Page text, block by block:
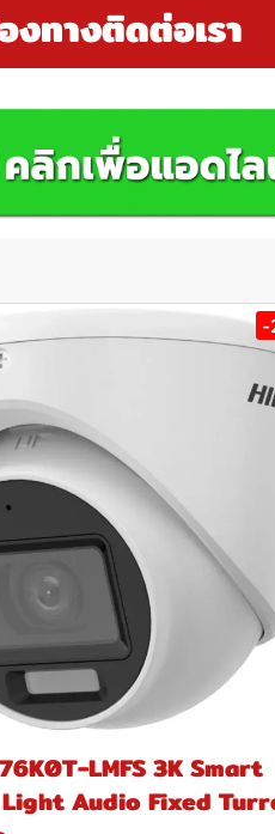
งทางติดต่อเรา
-
LMFS 3K Smart
Audio Fixed